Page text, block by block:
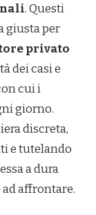
. Questi
giusta per
privato
dei casi e
cui i
giorno.
discreta,
e tutelando
a dura
affrontare.